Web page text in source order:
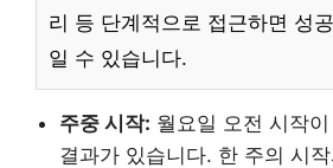
리 등 단계적으로 접근하면 성
일 수 있습니다.
주중 시작: 월요일 오전 시작
결과가 있습니다. 한 주의 시